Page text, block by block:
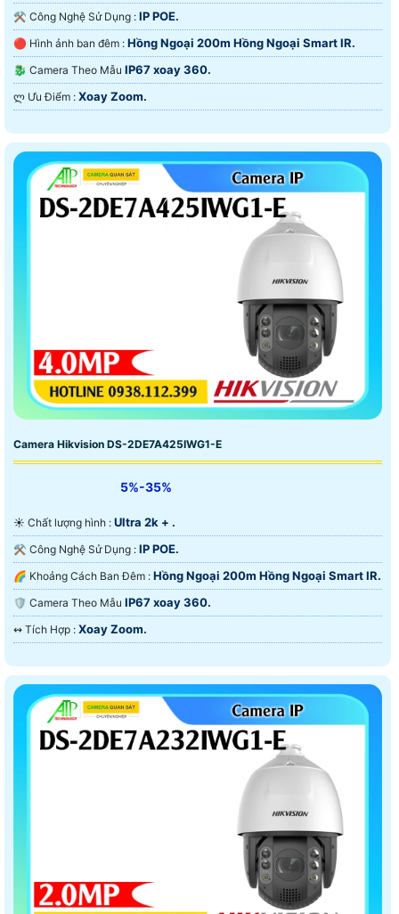
⚒ Công Nghệ Sử Dụng : IP POE.
🔴 Hình ảnh ban đêm : Hồng Ngoại 200m Hồng Ngoại Smart IR.
🐉️ Camera Theo Mẫu IP67 xoay 360.
️ლ Ưu Điểm : Xoay Zoom.
Camera Hikvision DS-2DE7A425IWG1-E
5%-35%
☀️ Chất lượng hình : Ultra 2k + .
⚒ Công Nghệ Sử Dụng : IP POE.
🌈 Khoảng Cách Ban Đêm : Hồng Ngoại 200m Hồng Ngoại Smart IR.
🛡 Camera Theo Mẫu IP67 xoay 360.
️↭ Tích Hợp : Xoay Zoom.